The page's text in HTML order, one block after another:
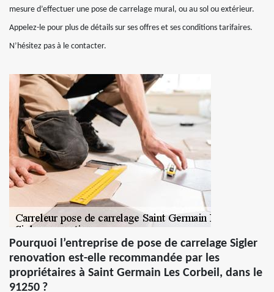
mesure d’effectuer une pose de carrelage mural, ou au sol ou extérieur.
Appelez-le pour plus de détails sur ses offres et ses conditions tarifaires.
N’hésitez pas à le contacter.
Pourquoi l’entreprise de pose de carrelage Sigler
renovation est-elle recommandée par les
propriétaires à Saint Germain Les Corbeil, dans le
91250 ?